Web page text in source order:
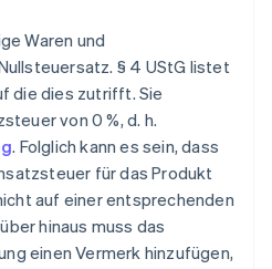
Waren und
§ 4 UStG listet
die dies zutrifft. Sie
von 0 %, d. h.
. Folglich kann es sein, dass
für das Produkt
auf einer entsprechenden
hinaus muss das
einen Vermerk hinzufügen,